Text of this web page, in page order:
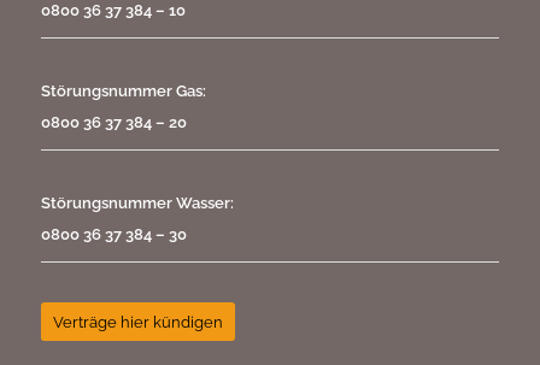
0800 36 37 384 – 10
Störungsnummer Gas:
0800 36 37 384 – 20
Störungsnummer Wasser:
0800 36 37 384 – 30
Verträge hier kündigen